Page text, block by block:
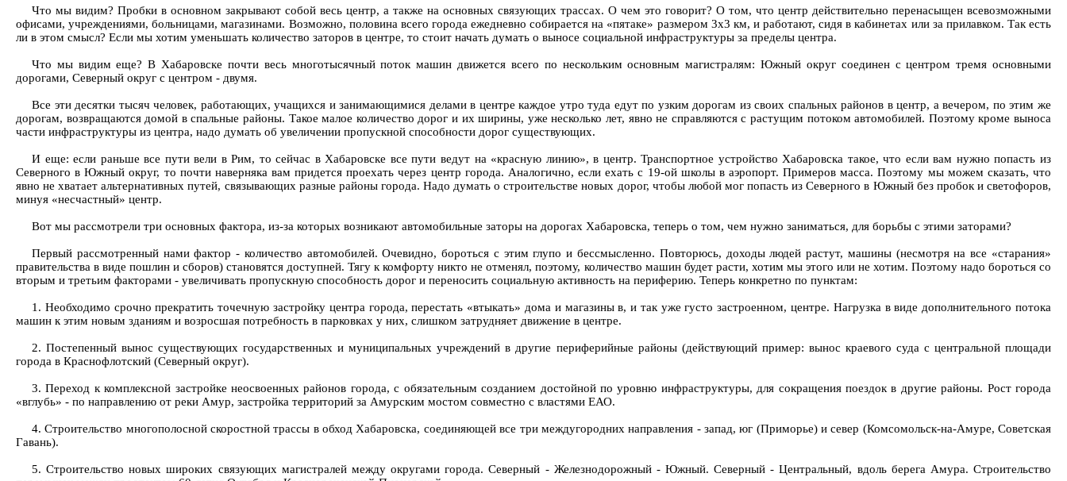
Что мы видим? Пробки в основном закрывают собой весь центр, а также на основных связующих трассах. О чем это говорит? О том, что центр действительно перенасыщен всевозможными
офисами, учреждениями, больницами, магазинами. Возможно, половина всего города ежедневно собирается на «пятаке» размером 3х3 км, и работают, сидя в кабинетах или за прилавком. Так есть
ли в этом смысл? Если мы хотим уменьшать количество заторов в центре, то стоит начать думать о выносе социальной инфраструктуры за пределы центра.
Что мы видим еще? В Хабаровске почти весь многотысячный поток машин движется всего по нескольким основным магистралям: Южный округ соединен с центром тремя основными
дорогами, Северный округ с центром - двумя.
Все эти десятки тысяч человек, работающих, учащихся и занимающимися делами в центре каждое утро туда едут по узким дорогам из своих спальных районов в центр, а вечером, по этим же
дорогам, возвращаются домой в спальные районы. Такое малое количество дорог и их ширины, уже несколько лет, явно не справляются с растущим потоком автомобилей. Поэтому кроме выноса
части инфраструктуры из центра, надо думать об увеличении пропускной способности дорог существующих.
И еще: если раньше все пути вели в Рим, то сейчас в Хабаровске все пути ведут на «красную линию», в центр. Транспортное устройство Хабаровска такое, что если вам нужно попасть из
Северного в Южный округ, то почти наверняка вам придется проехать через центр города. Аналогично, если ехать с 19-ой школы в аэропорт. Примеров масса. Поэтому мы можем сказать, что
явно не хватает альтернативных путей, связывающих разные районы города. Надо думать о строительстве новых дорог, чтобы любой мог попасть из Северного в Южный без пробок и светофоров,
минуя «несчастный» центр.
Вот мы рассмотрели три основных фактора, из-за которых возникают автомобильные заторы на дорогах Хабаровска, теперь о том, чем нужно заниматься, для борьбы с этими заторами?
Первый рассмотренный нами фактор - количество автомобилей. Очевидно, бороться с этим глупо и бессмысленно. Повторюсь, доходы людей растут, машины (несмотря на все «старания»
правительства в виде пошлин и сборов) становятся доступней. Тягу к комфорту никто не отменял, поэтому, количество машин будет расти, хотим мы этого или не хотим. Поэтому надо бороться со
вторым и третьим факторами - увеличивать пропускную способность дорог и переносить социальную активность на периферию. Теперь конкретно по пунктам:
1. Необходимо срочно прекратить точечную застройку центра города, перестать «втыкать» дома и магазины в, и так уже густо застроенном, центре. Нагрузка в виде дополнительного потока
машин к этим новым зданиям и возросшая потребность в парковках у них, слишком затрудняет движение в центре.
2. Постепенный вынос существующих государственных и муниципальных учреждений в другие периферийные районы (действующий пример: вынос краевого суда с центральной площади
города в Краснофлотский (Северный округ).
3. Переход к комплексной застройке неосвоенных районов города, с обязательным созданием достойной по уровню инфраструктуры, для сокращения поездок в другие районы. Рост города
«вглубь» - по направлению от реки Амур, застройка территорий за Амурским мостом совместно с властями ЕАО.
4. Строительство многополосной скоростной трассы в обход Хабаровска, соединяющей все три междугородних направления - запад, юг (Приморье) и север (Комсомольск-на-Амуре, Советская
Гавань).
5. Строительство новых широких связующих магистралей между округами города. Северный - Железнодорожный - Южный. Северный - Центральный, вдоль берега Амура. Строительство